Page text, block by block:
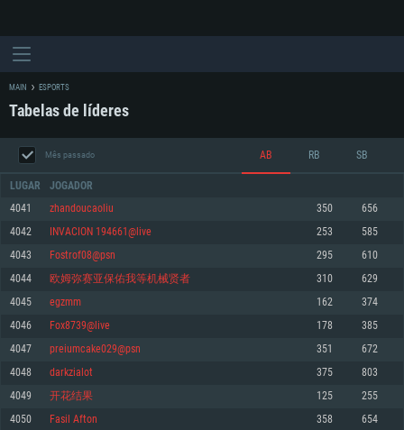
REQUERIMENTOS DE SISTEMA
Mínimo
Sistema Operativo: Windows 10 (64 bit)
Processador: Dual-Core 2.2 GHz
Memória: 4GB
Mínimo
Sistema Operativo: Mac OS Big Sur 11.0 ou versão mais recente
Processador: Core i5 2.2GHz mínimo (Intel Xeon não suportado)
Memória: 6 GB
Mínimo
Sistema Operativo: Distribuições mais modernas do Linux de 64bit
Processador: Dual-Core 2.4 GHz
Memória: 4 GB
MAIN ESPORTS
Tabelas de líderes
Mês passado AB RB SB
LUGAR JOGADOR
4041 zhandoucaoliu 350 656
4042 INVACION 194661@live 253 585
4043 Fostrof08@psn 295 610
4044 欧姆弥赛亚保佑我等机械贤者 310 629
4045 egzmm 162 374
4046 Fox8739@live 178 385
4047 preiumcake029@psn 351 672
4048 darkzialot 375 803
4049 开花结果 125 255
4050 Fasil Afton 358 654